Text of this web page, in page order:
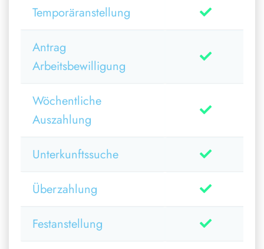
Temporäranstellung
Antrag
Arbeitsbewilligung
Wöchentliche
Auszahlung
Unterkunftssuche
Überzahlung
Festanstellung